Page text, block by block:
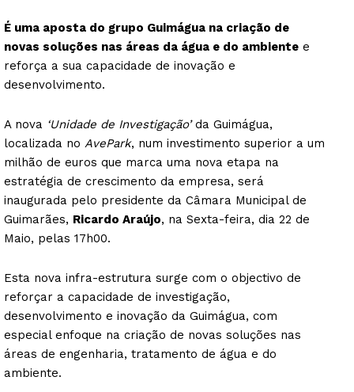
É uma aposta do grupo Guimágua na criação de
novas soluções nas áreas da água e do ambiente e
reforça a sua capacidade de inovação e
desenvolvimento.
A nova ‘Unidade de Investigação’da Guimágua,
localizada no AvePark, num investimento superior a um
milhão de euros que marca uma nova etapa na
estratégia de crescimento da empresa, será
inaugurada pelo presidente da Câmara Municipal de
Guimarães, Ricardo Araújo, na Sexta-feira, dia 22 de
Maio, pelas 17h00.
Esta nova infra-estrutura surge com o objectivo de
reforçar a capacidade de investigação,
desenvolvimento e inovação da Guimágua, com
especial enfoque na criação de novas soluções nas
áreas de engenharia, tratamento de água e do
ambiente.